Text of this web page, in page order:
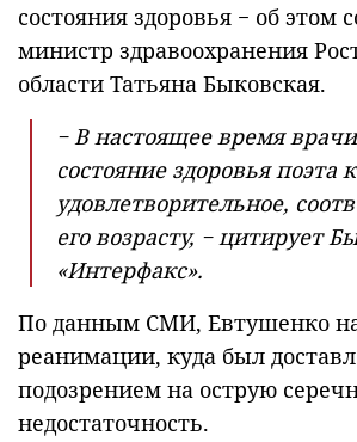
состояния здоровья − об этом
министр здравоохранения
области Татьяна Быковская.
− В настоящее время
состояние здоровья поэта
удовлетворительное,
его возрасту, − цитирует
«Интерфакс».
По данным СМИ, Евтушенко
реанимации, куда был
подозрением на острую
недостаточность.